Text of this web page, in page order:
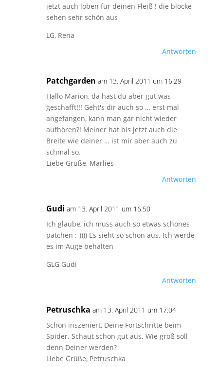
jetzt auch loben für deinen Fleiß ! die blöcke
sehen sehr schön aus
LG, Rena
Antworten
Patchgarden am 13. April 2011 um 16:29
Hallo Marion, da hast du aber gut was
geschafft!!! Geht's dir auch so … erst mal
angefangen, kann man gar nicht wieder
aufhören?! Meiner hat bis jetzt auch die
Breite wie deiner … ist mir aber auch zu
schmal so.
Liebe Grüße, Marlies
Antworten
Gudi am 13. April 2011 um 16:50
Ich glaube, ich muss auch so etwas schönes
patchen :-)))) Es sieht so schön aus. Ich werde
es im Auge behalten
GLG Gudi
Antworten
Petruschka am 13. April 2011 um 17:04
Schön inszeniert, Deine Fortschritte beim
Spider. Schaut schon gut aus. Wie groß soll
denn Deiner werden?
Liebe Grüße, Petruschka